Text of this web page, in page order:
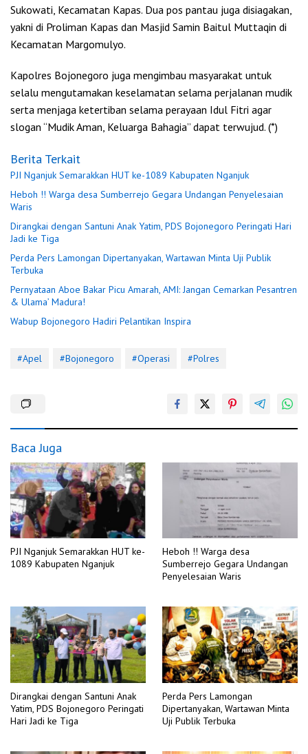
Sukowati, Kecamatan Kapas. Dua pos pantau juga disiagakan,
yakni di Proliman Kapas dan Masjid Samin Baitul Muttaqin di
Kecamatan Margomulyo.
Kapolres Bojonegoro juga mengimbau masyarakat untuk
selalu mengutamakan keselamatan selama perjalanan mudik
serta menjaga ketertiban selama perayaan Idul Fitri agar
slogan “Mudik Aman, Keluarga Bahagia” dapat terwujud. (*)
Berita Terkait
PJI Nganjuk Semarakkan HUT ke-1089 Kabupaten Nganjuk
Heboh !! Warga desa Sumberrejo Gegara Undangan Penyelesaian
Waris
Dirangkai dengan Santuni Anak Yatim, PDS Bojonegoro Peringati Hari
Jadi ke Tiga
Perda Pers Lamongan Dipertanyakan, Wartawan Minta Uji Publik
Terbuka
Pernyataan Aboe Bakar Picu Amarah, AMI: Jangan Cemarkan Pesantren
& Ulama’ Madura!
Wabup Bojonegoro Hadiri Pelantikan Inspira
#Apel #Bojonegoro #Operasi #Polres
Baca Juga
PJI Nganjuk Semarakkan HUT ke-
1089 Kabupaten Nganjuk
Heboh !! Warga desa
Sumberrejo Gegara Undangan
Penyelesaian Waris
Dirangkai dengan Santuni Anak
Yatim, PDS Bojonegoro Peringati
Hari Jadi ke Tiga
Perda Pers Lamongan
Dipertanyakan, Wartawan Minta
Uji Publik Terbuka